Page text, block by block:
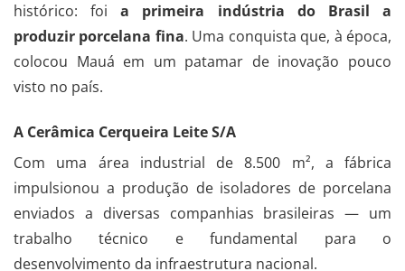
histórico: foia primeira indústria do Brasil a
produzir porcelana fina. Uma conquista que, à época,
colocou Mauá em um patamar de inovação pouco
visto no país.
A Cerâmica Cerqueira Leite S/A
Com uma área industrial de 8.500 m², a fábrica
impulsionou a produção de isoladores de porcelana
enviados a diversas companhias brasileiras — um
trabalho técnico e fundamental para o
desenvolvimento da infraestrutura nacional.